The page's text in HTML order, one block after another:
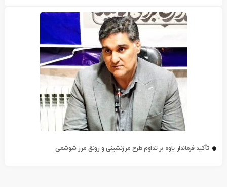
تأکید فرماندار پاوه بر تداوم طرح مرزنشینی و رونق مرز شوشمی